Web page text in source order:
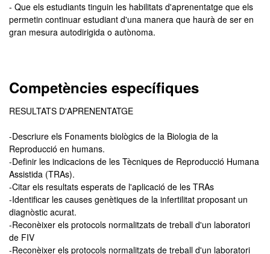
- Que els estudiants tinguin les habilitats d'aprenentatge que els
permetin continuar estudiant d'una manera que haurà de ser en
gran mesura autodirigida o autònoma.
Competències específiques
RESULTATS D'APRENENTATGE
-Descriure els Fonaments biològics de la Biologia de la
Reproducció en humans.
-Definir les indicacions de les Tècniques de Reproducció Humana
Assistida (TRAs).
-Citar els resultats esperats de l'aplicació de les TRAs
-Identificar les causes genètiques de la infertilitat proposant un
diagnòstic acurat.
-Reconèixer els protocols normalitzats de treball d'un laboratori
de FIV
-Reconèixer els protocols normalitzats de treball d'un laboratori